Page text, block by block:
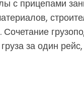
с прицепами
за один